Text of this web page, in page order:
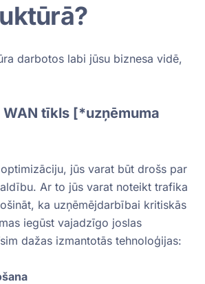
darbotos labi jūsu biznesa vidē,
WAN tīkls [*uzņēmuma
jūs varat būt drošs par
Ar to jūs varat noteikt trafika
ka uzņēmējdarbībai kritiskās
iegūst vajadzīgo joslas
dažas izmantotās tehnoloģijas: